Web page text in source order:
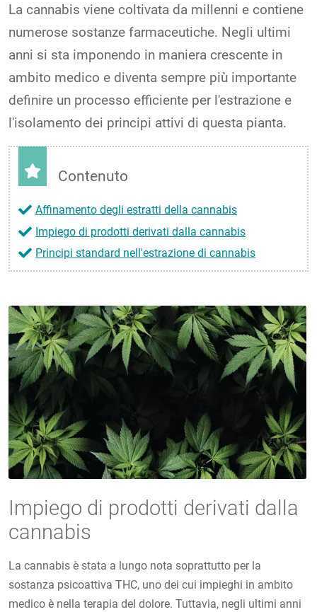
La cannabis viene coltivata da millenni e contiene
numerose sostanze farmaceutiche. Negli ultimi
anni si sta imponendo in maniera crescente in
ambito medico e diventa sempre più importante
definire un processo efficiente per l'estrazione e
l'isolamento dei principi attivi di questa pianta.
Contenuto
Affinamento degli estratti della cannabis
Impiego di prodotti derivati dalla cannabis
Principi standard nell'estrazione di cannabis
Impiego di prodotti derivati dalla
cannabis
La cannabis è stata a lungo nota soprattutto per la
sostanza psicoattiva THC, uno dei cui impieghi in ambito
medico è nella terapia del dolore. Tuttavia, negli ultimi anni